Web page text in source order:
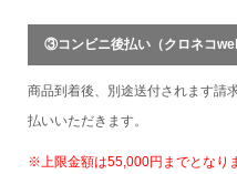
③コンビニ後払い（クロネコ
商品到着後、別途送付されます請
払いいただきます。
※上限金額は55,000円までとなり